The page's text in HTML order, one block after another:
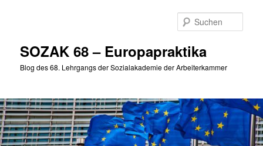
SOZAK 68 – Europapraktika
Blog des 68. Lehrgangs der Sozialakademie der Arbeiterkammer